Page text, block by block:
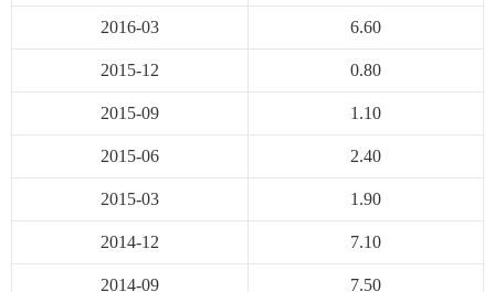
2016-03 6.60
2015-12 0.80
2015-09 1.10
2015-06 2.40
2015-03 1.90
2014-12 7.10
2014-09 7.50